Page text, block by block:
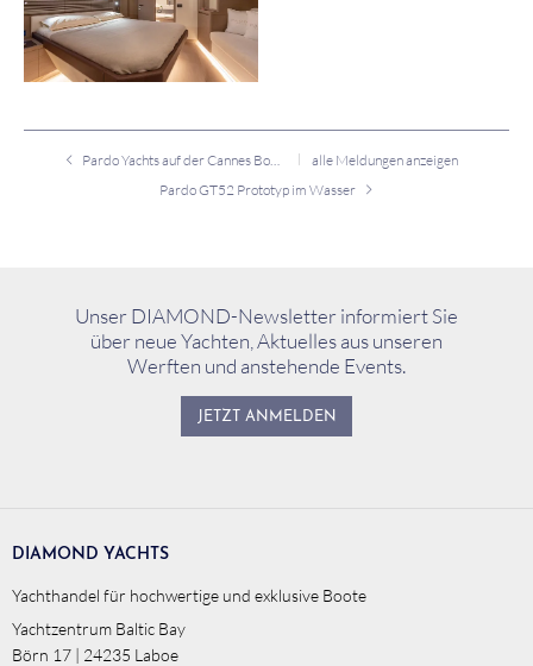
Pardo Yachts auf der Cannes Boat Show 2022
alle Meldungen anzeigen
Pardo GT52 Prototyp im Wasser
Unser DIAMOND-Newsletter informiert Sie
über neue Yachten, Aktuelles aus unseren
Werften und anstehende Events.
JETZT ANMELDEN
DIAMOND YACHTS
Yachthandel für hochwertige und exklusive Boote
Yachtzentrum Baltic Bay
Börn 17 | 24235 Laboe